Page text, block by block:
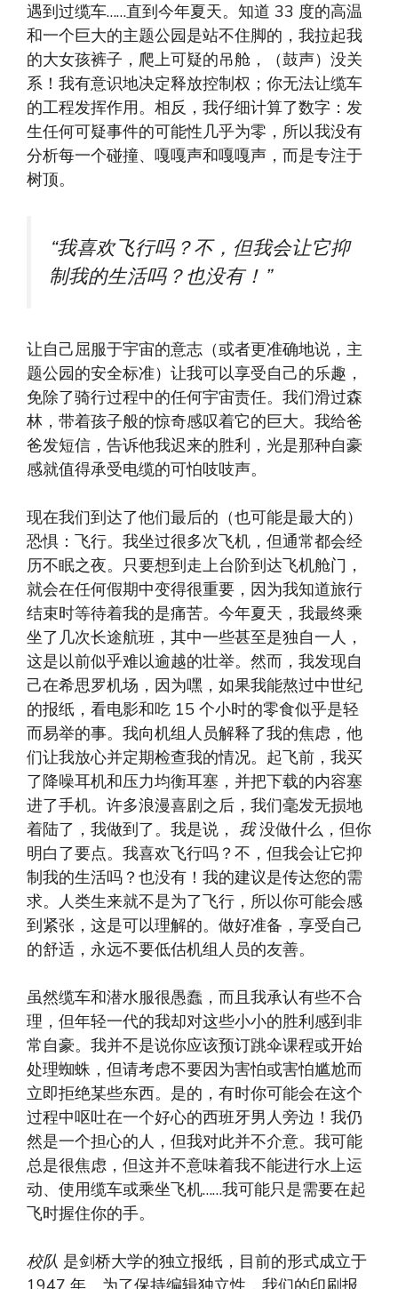
遇到过缆车……直到今年夏天。知道 33 度的高温
和一个巨大的主题公园是站不住脚的，我拉起我
的大女孩裤子，爬上可疑的吊舱，（鼓声）没关
系！我有意识地决定释放控制权；你无法让缆车
的工程发挥作用。相反，我仔细计算了数字：发
生任何可疑事件的可能性几乎为零，所以我没有
分析每一个碰撞、嘎嘎声和嘎嘎声，而是专注于
树顶。
“我喜欢飞行吗？不，但我会让它抑
制我的生活吗？也没有！”
让自己屈服于宇宙的意志（或者更准确地说，主
题公园的安全标准）让我可以享受自己的乐趣，
免除了骑行过程中的任何宇宙责任。我们滑过森
林，带着孩子般的惊奇感叹着它的巨大。我给爸
爸发短信，告诉他我迟来的胜利，光是那种自豪
感就值得承受电缆的可怕吱吱声。
现在我们到达了他们最后的（也可能是最大的）
恐惧：飞行。我坐过很多次飞机，但通常都会经
历不眠之夜。只要想到走上台阶到达飞机舱门，
就会在任何假期中变得很重要，因为我知道旅行
结束时等待着我的是痛苦。今年夏天，我最终乘
坐了几次长途航班，其中一些甚至是独自一人，
这是以前似乎难以逾越的壮举。然而，我发现自
己在希思罗机场，因为嘿，如果我能熬过中世纪
的报纸，看电影和吃 15 个小时的零食似乎是轻
而易举的事。我向机组人员解释了我的焦虑，他
们让我放心并定期检查我的情况。起飞前，我买
了降噪耳机和压力均衡耳塞，并把下载的内容塞
进了手机。许多浪漫喜剧之后，我们毫发无损地
着陆了，我做到了。我是说， 我没做什么，但你
明白了要点。我喜欢飞行吗？不，但我会让它抑
制我的生活吗？也没有！我的建议是传达您的需
求。人类生来就不是为了飞行，所以你可能会感
到紧张，这是可以理解的。做好准备，享受自己
的舒适，永远不要低估机组人员的友善。
虽然缆车和潜水服很愚蠢，而且我承认有些不合
理，但年轻一代的我却对这些小小的胜利感到非
常自豪。我并不是说你应该预订跳伞课程或开始
处理蜘蛛，但请考虑不要因为害怕或害怕尴尬而
立即拒绝某些东西。是的，有时你可能会在这个
过程中呕吐在一个好心的西班牙男人旁边！我仍
然是一个担心的人，但我对此并不介意。我可能
总是很焦虑，但这并不意味着我不能进行水上运
动、使用缆车或乘坐飞机……我可能只是需要在起
飞时握住你的手。
校队 是剑桥大学的独立报纸，目前的形式成立于